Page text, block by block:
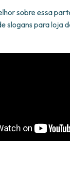
sobre essa
slogans para loja